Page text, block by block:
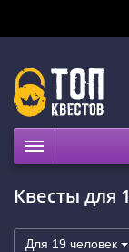
Рейтинги
На карте
Квесты для
Для 19 человек